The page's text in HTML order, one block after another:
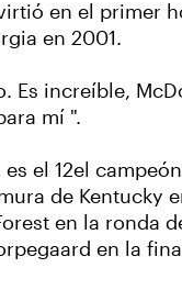
en el primer
en 2001.
Es increíble,
mí ".
el 12el
de Kentucky
en la ronda
en la